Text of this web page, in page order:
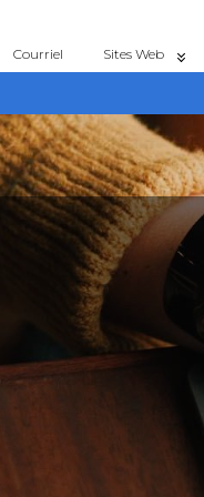
Courriel Sites Web